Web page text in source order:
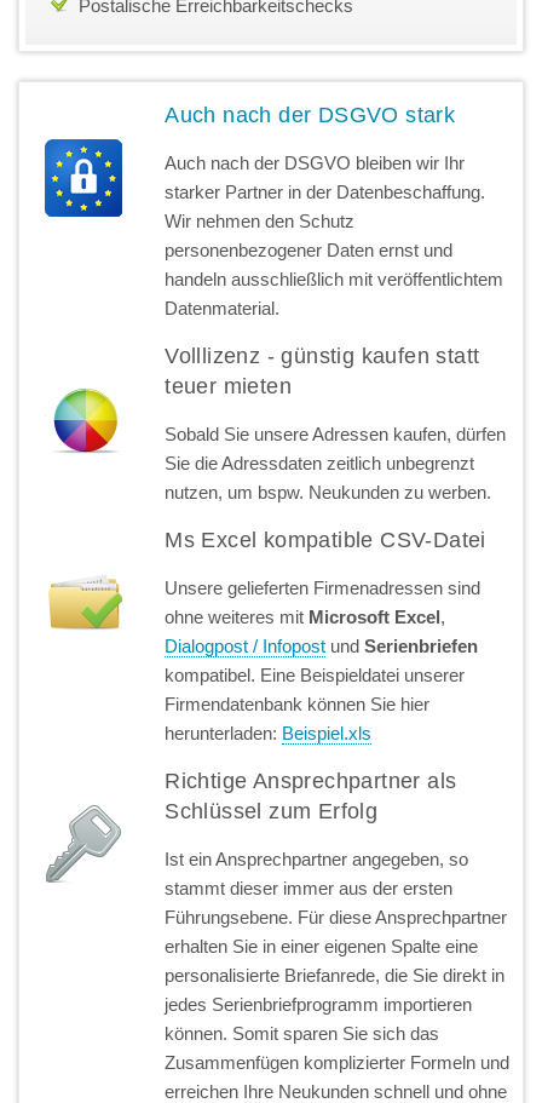
Postalische Erreichbarkeitschecks
Auch nach der DSGVO stark
Auch nach der DSGVO bleiben wir Ihr
starker Partner in der Datenbeschaffung.
Wir nehmen den Schutz
personenbezogener Daten ernst und
handeln ausschließlich mit veröffentlichtem
Datenmaterial.
Volllizenz - günstig kaufen statt
teuer mieten
Sobald Sie unsere Adressen kaufen, dürfen
Sie die Adressdaten zeitlich unbegrenzt
nutzen, um bspw. Neukunden zu werben.
Ms Excel kompatible CSV-Datei
Unsere gelieferten Firmenadressen sind
ohne weiteres mit Microsoft Excel,
Dialogpost / Infopost undSerienbriefen
kompatibel. Eine Beispieldatei unserer
Firmendatenbank können Sie hier
herunterladen: Beispiel.xls
Richtige Ansprechpartner als
Schlüssel zum Erfolg
Ist ein Ansprechpartner angegeben, so
stammt dieser immer aus der ersten
Führungsebene. Für diese Ansprechpartner
erhalten Sie in einer eigenen Spalte eine
personalisierte Briefanrede, die Sie direkt in
jedes Serienbriefprogramm importieren
können. Somit sparen Sie sich das
Zusammenfügen komplizierter Formeln und
erreichen Ihre Neukunden schnell und ohne